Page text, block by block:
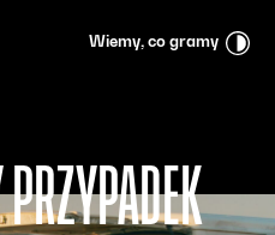
Wiemy, co gramy